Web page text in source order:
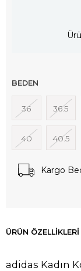
BEDEN
36 36.5
40 40.5
Kargo
ÜRÜN ÖZELLIKLERI
adidas Kadın